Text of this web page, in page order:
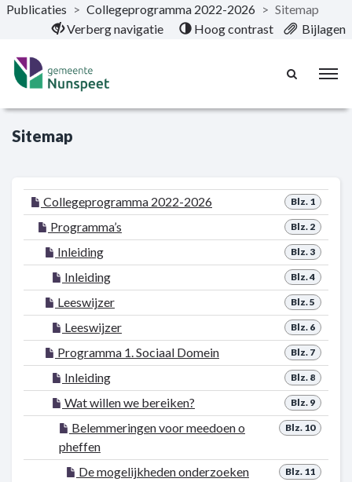
Naar hoofdinhoud
Publicaties > Collegeprogramma 2022-2026 > Sitemap
Verberg navigatie
Hoog contrast Bijlagen
Sitemap
Blz. 1
Collegeprogramma 2022-2026
Blz. 2
Programma’s
Blz. 3
Inleiding
Blz. 4
Inleiding
Blz. 5
Leeswijzer
Blz. 6
Leeswijzer
Blz. 7
Programma 1. Sociaal Domein
Blz. 8
Inleiding
Blz. 9
Wat willen we bereiken?
Blz. 10
Belemmeringen voor meedoen o
pheffen
Blz. 11
De mogelijkheden onderzoeken